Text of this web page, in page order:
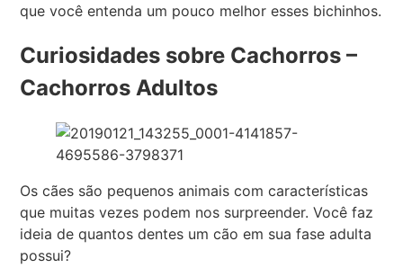
que você entenda um pouco melhor esses bichinhos.
Curiosidades sobre Cachorros –
Cachorros Adultos
Os cães são pequenos animais com características
que muitas vezes podem nos surpreender. Você faz
ideia de quantos dentes um cão em sua fase adulta
possui?